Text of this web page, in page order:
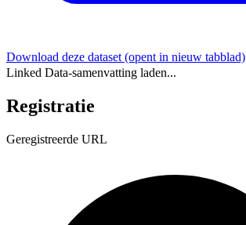
Download deze dataset (opent in nieuw tabblad)
Linked Data-samenvatting laden...
Registratie
Geregistreerde URL